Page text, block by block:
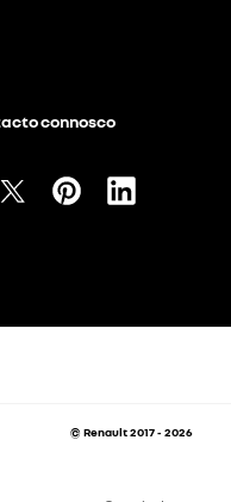
connosco
© Renault 2017 - 2026